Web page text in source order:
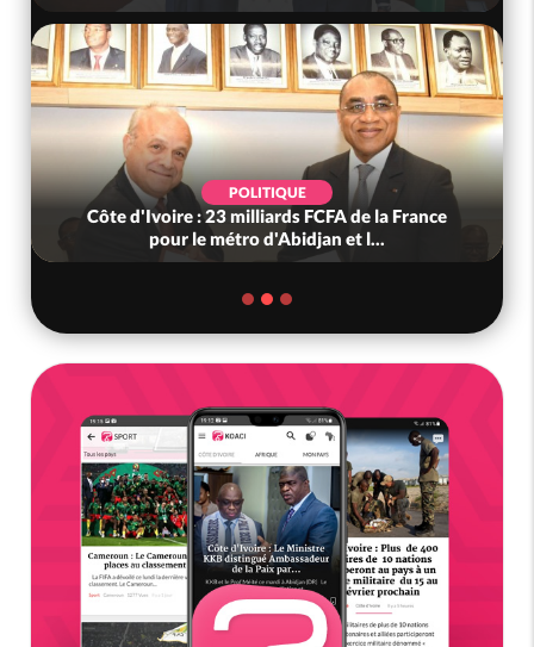
POLITIQUE
Côte d'Ivoire : 23 milliards FCFA de la France
pour le métro d'Abidjan et l...